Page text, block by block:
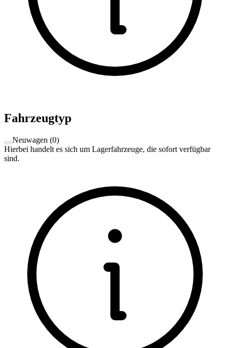
Fahrzeugtyp
Neuwagen (0)
Hierbei handelt es sich um Lagerfahrzeuge, die sofort verfügbar
sind.